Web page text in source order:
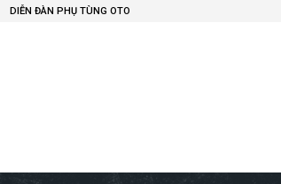
DIỄN ĐÀN PHỤ TÙNG OTO